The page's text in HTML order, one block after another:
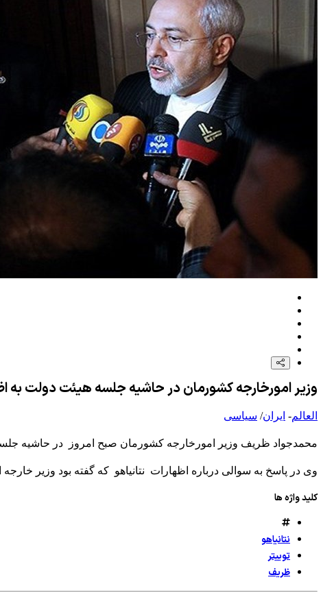
یحیی سریع: در حمله گسترده به مواضع مزدوران سعودی ده‌ها نفر از آن‌ها را کشته
هر اقدامی که به انسجام ملی آسیب بزند، نابخشودنی است
احمد حسن سکاب: شهید راه مقاومت
وزیر امورخارجه کشورمان در حاشیه جلسه هیئت دولت به
العالم- ایران/ سیاسی
محمدجواد ظریف وزیر امورخارجه کشورمان صبح امروز ⁩ در حاشیه
وی در پاسخ به سوالی درباره اظهارات ⁧ نتانیاهو ⁩ که گفته بود وزیر
کلید واژه ها
نتانیاهو
توییتر
ظریف